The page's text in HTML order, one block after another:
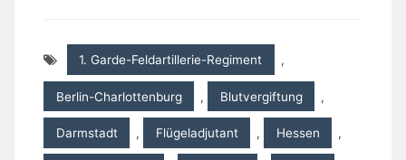
1. Garde-Feldartillerie-Regiment ,
Berlin-Charlottenburg , Blutvergiftung ,
Darmstadt , Flügeladjutant , Hessen ,